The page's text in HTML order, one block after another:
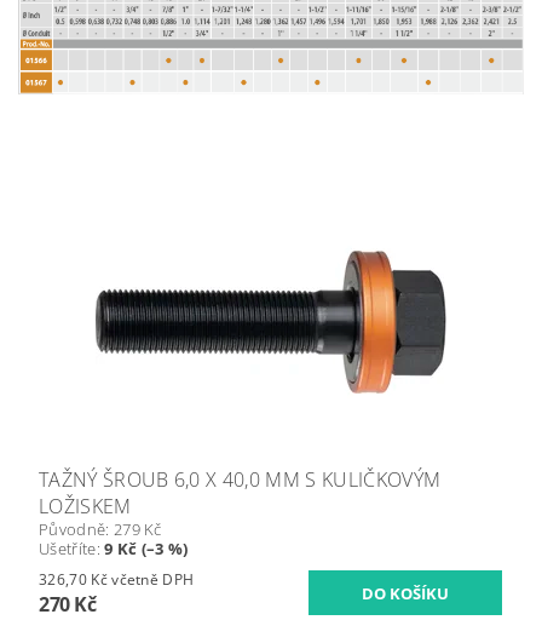
TAŽNÝ ŠROUB 6,0 X 40,0 MM S KULIČKOVÝM
LOŽISKEM
Původně: 279 Kč
Ušetříte:9 Kč (–3 %)
326,70 Kč včetně DPH
270 Kč